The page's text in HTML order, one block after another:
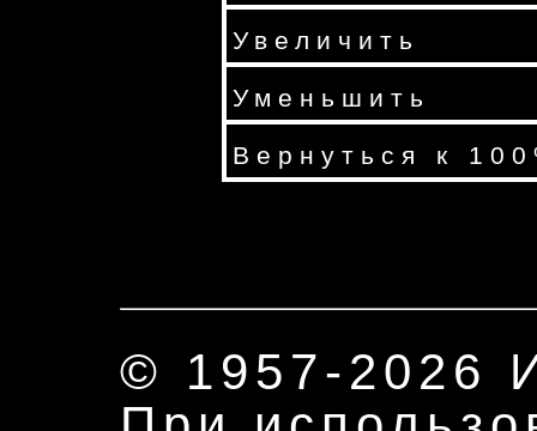
Увеличить
Уменьшить
Вернуться к
© 1957-